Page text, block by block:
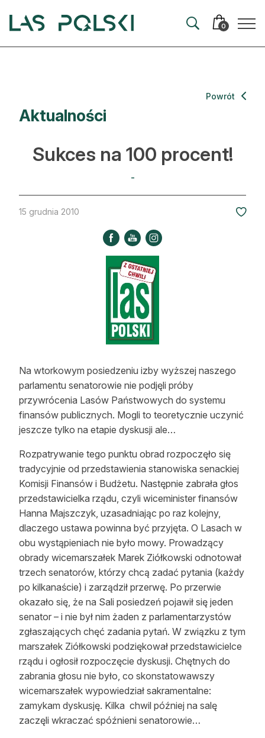
0
Artykuły
Hodowla lasu
Nowe technologie
Kultura i historia
Z zagranicy
Edukacja
Lasy prywatne
O nas
100 lat „Lasu Polskiego”
Prenumerata
Reklama
Zostań autorem
Archiwum
Kontakt
Aktualności
Powrót
Sukces na 100 procent!
-
15 grudnia 2010
Na wtorkowym posiedzeniu izby wyższej naszego
parlamentu senatorowie nie podjęli próby
przywrócenia Lasów Państwowych do systemu
finansów publicznych. Mogli to teoretycznie uczynić
jeszcze tylko na etapie dyskusji ale…
Rozpatrywanie tego punktu obrad rozpoczęło się
tradycyjnie od przedstawienia stanowiska senackiej
Komisji Finansów i Budżetu. Następnie zabrała głos
przedstawicielka rządu, czyli wiceminister finansów
Hanna Majszczyk, uzasadniając po raz kolejny,
dlaczego ustawa powinna być przyjęta. O Lasach w
obu wystąpieniach nie było mowy. Prowadzący
obrady wicemarszałek Marek Ziółkowski odnotował
trzech senatorów, którzy chcą zadać pytania (każdy
po kilkanaście) i zarządził przerwę. Po przerwie
okazało się, że na Sali posiedzeń pojawił się jeden
senator – i nie był nim żaden z parlamentarzystów
zgłaszających chęć zadania pytań. W związku z tym
marszałek Ziółkowski podziękował przedstawicielce
rządu i ogłosił rozpoczęcie dyskusji. Chętnych do
zabrania głosu nie było, co skonstatowawszy
wicemarszałek wypowiedział sakramentalne:
zamykam dyskusję. Kilka chwil później na salę
zaczęli wkraczać spóźnieni senatorowie…